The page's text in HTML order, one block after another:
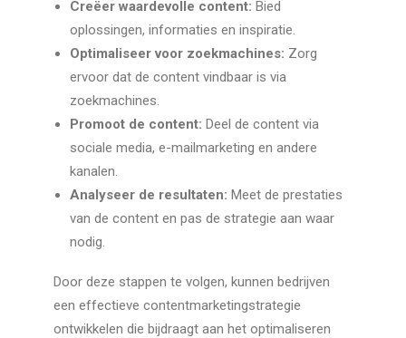
Creëer waardevolle content: Bied
oplossingen, informaties en inspiratie.
Optimaliseer voor zoekmachines: Zorg
ervoor dat de content vindbaar is via
zoekmachines.
Promoot de content: Deel de content via
sociale media, e-mailmarketing en andere
kanalen.
Analyseer de resultaten: Meet de prestaties
van de content en pas de strategie aan waar
nodig.
Door deze stappen te volgen, kunnen bedrijven
een effectieve contentmarketingstrategie
ontwikkelen die bijdraagt aan het optimaliseren